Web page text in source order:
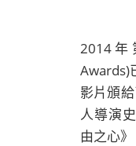
2014年
Awards)
影片頒
人導演
由之心